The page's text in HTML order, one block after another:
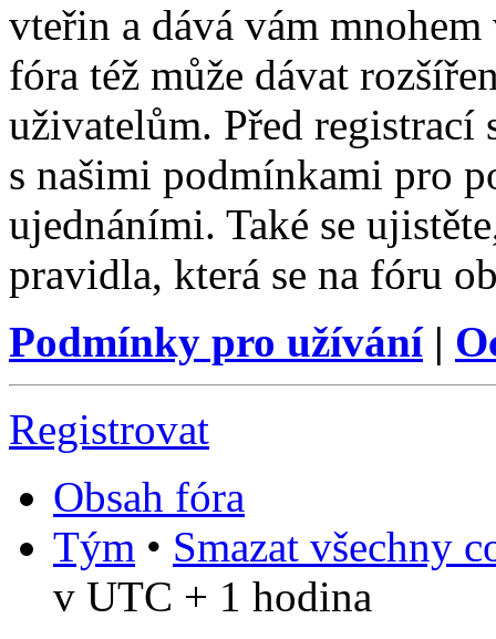
vteřin a dává vám
fóra též může dávat
uživatelům. Před registrací
s našimi podmínkami pro
ujednáními. Také se
pravidla, která se na fóru
Podmínky pro užívání|
Registrovat
Obsah fóra
Tým • Smazat všechny
v UTC + 1 hodina